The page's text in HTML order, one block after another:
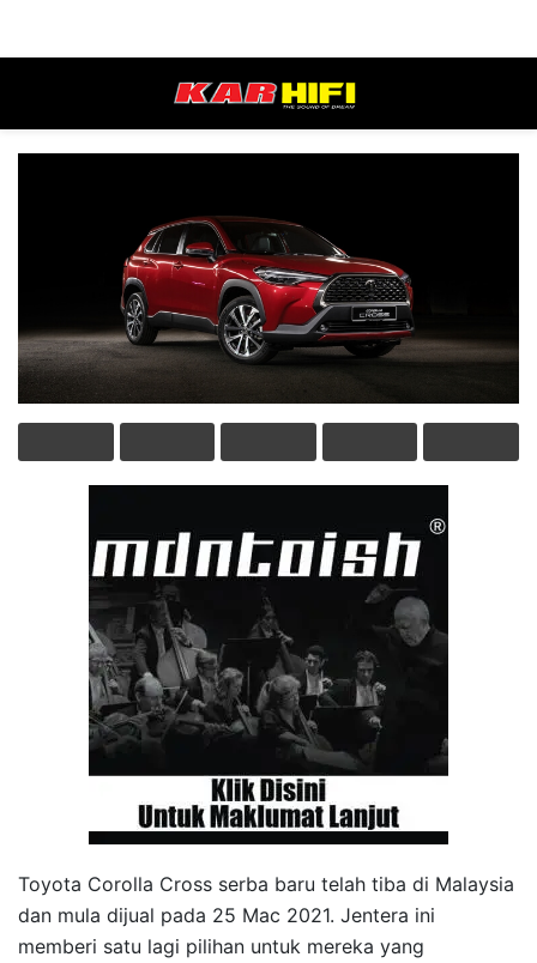
Toyota Corolla Cross serba baru telah tiba di Malaysia
dan mula dijual pada 25 Mac 2021. Jentera ini
memberi satu lagi pilihan untuk mereka yang